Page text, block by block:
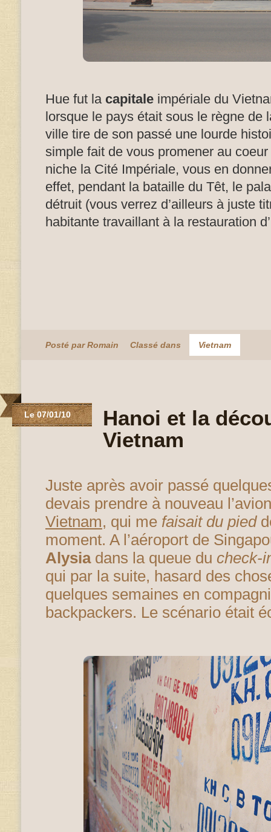
Hue fut la capitale impériale du
lorsque le pays était sous le règne de
ville tire de son passé une lourde
simple fait de vous promener au
niche la Cité Impériale, vous en
effet, pendant la bataille du Têt, le
détruit (vous verrez d’ailleurs à juste
habitante travaillant à la restauration
Posté par Romain Classé dans Vietnam
Le 07/01/10
Hanoi et la
Vietnam
Juste après avoir passé
devais prendre à nouveau
Vietnam, qui me faisait du pied
moment. A l’aéroport de
Alysiadans la queue du check-
qui par la suite, hasard des
quelques semaines en
backpackers. Le scénario était